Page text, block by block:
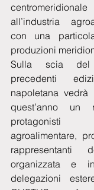
all’industria
con una
produzioni
Sulla scia del
precedenti
napoletana
quest’anno
protagonisti
agroalimentare,
rappresentanti
organizzata e
delegazioni